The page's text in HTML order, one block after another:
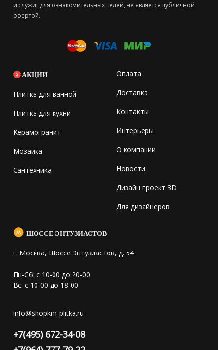
и служит для ознакомительных целей, не является публичной
офертой.
АКЦИИ
Плитка для ванной
Плитка для кухни
Керамогранит
Мозаика
Сантехника
Оплата
Доставка
Контакты
Интерьеры
О компании
Новости
Дизайн проект 3D
Для дизайнеров
ШОССЕ ЭНТУЗИАСТОВ
г. Москва, Шоссе Энтузиастов, д. 54
Пн-Сб: с 10-00 до 20-00
Вс: с 10-00 до 18-00
info@shopkm-plitka.ru
+7(495) 672-34-08